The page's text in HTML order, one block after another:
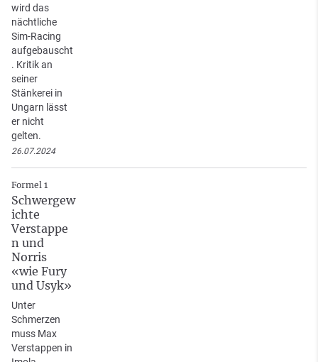
wird das
nächtliche
Sim-Racing
aufgebauscht
. Kritik an
seiner
Stänkerei in
Ungarn lässt
er nicht
gelten.
26.07.2024
Formel 1
Schwergew
ichte
Verstappe
n und
Norris
«wie Fury
und Usyk»
Unter
Schmerzen
muss Max
Verstappen in